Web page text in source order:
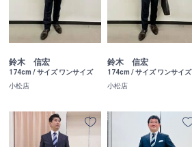
鈴木 信宏
174cm / サイズ ワンサイズ
小松店
鈴木 信宏
174cm / サイズ ワンサイズ
小松店